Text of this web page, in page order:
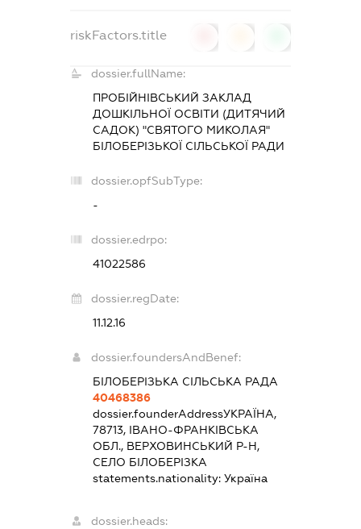
riskFactors.title
dossier.fullName:
ПРОБІЙНІВСЬКИЙ ЗАКЛАД
ДОШКІЛЬНОЇ ОСВІТИ (ДИТЯЧИЙ
САДОК) "СВЯТОГО МИКОЛАЯ"
БІЛОБЕРІЗЬКОЇ СІЛЬСЬКОЇ РАДИ
dossier.opfSubType:
-
dossier.edrpo:
41022586
dossier.regDate:
11.12.16
dossier.foundersAndBenef:
БІЛОБЕРІЗЬКА СІЛЬСЬКА РАДА
40468386
dossier.founderAddressУКРАЇНА,
78713, ІВАНО-ФРАНКІВСЬКА
ОБЛ., ВЕРХОВИНСЬКИЙ Р-Н,
СЕЛО БІЛОБЕРІЗКА
statements.nationality:Україна
dossier.heads: